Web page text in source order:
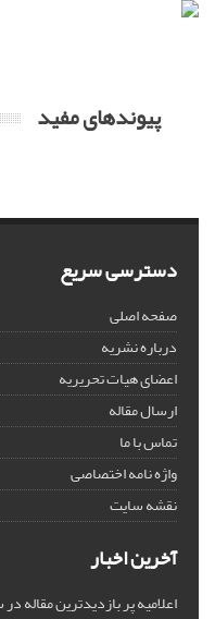
پیوندهای مفید
دسترسی سریع
صفحه اصلی
درباره نشریه
اعضای هیات تحریریه
ارسال مقاله
تماس با ما
واژه نامه اختصاصی
نقشه سایت
آخرین اخبار
اعلامیه پر بازدیدترین مقاله در